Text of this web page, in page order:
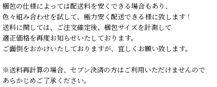
梱包の仕様によっては配送料を安くできる場合もあり、
色々組み合わせを試して、極力安く配送できる様に致します！
送料に関しては、ご注文確定後、梱包サイズを計測して
適正価格を再度お知らせいたしております。
ご面倒をおかけいたしておりますが、宜しくお願い致します。
※送料再計算の場合、セブン決済の方はご利用いただけませんので
あらかじめご了承ください。